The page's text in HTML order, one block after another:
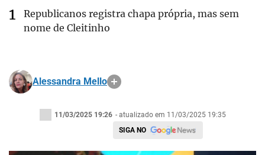
Republicanos registra chapa própria, mas sem
nome de Cleitinho
Alessandra Mello
11/03/2025 19:26 - atualizado em 11/03/2025 19:35
SIGA NO